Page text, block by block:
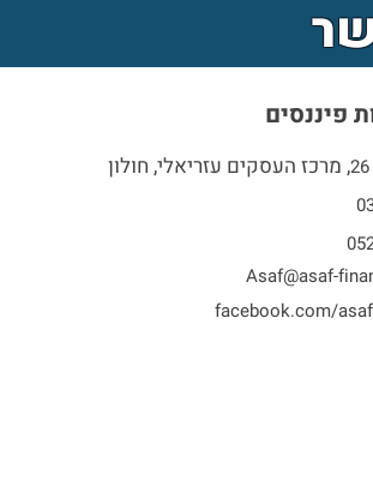
פיננסים
26, מרכז העסקים עזריאלי, חולון
Asaf@asaf-
facebook.com/